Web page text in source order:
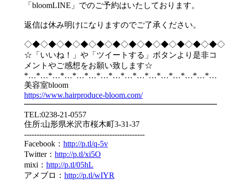
「bloomLINE」でのご予約はいたしております。
返信は休み明けになりますのでご了承ください。
☆「いいね！」や「ツイートする」ボタンより是非コ
メントやご感想をお願い致します☆
*…*…*…*…*…*…*…*…*…*…*…*…*…*…*…*…
美容室bloom
https://www.hairproduce-bloom.com/
━━━━━━━━━━━━━━━━━━━━━━━━
TEL:0238-21-0557
住所:山形県米沢市桜木町3-31-37
------------------------------------------------
Facebook： http://p.tl/q-5v
Twitter： http://p.tl/xi5O
mixi： http://p.tl/05hL
アメブロ： http://p.tl/wIYR